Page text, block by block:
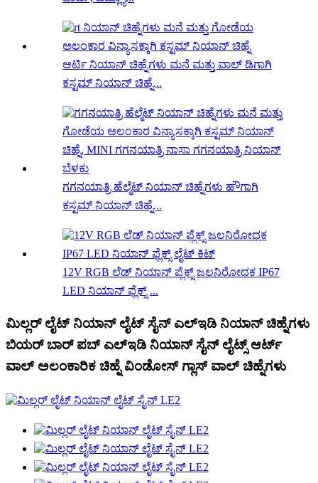
ಆರ್ಟಿ ನಿಯಾನ್ ಚಿಹ್ನೆಗಳು ಮನೆ ಮತ್ತು ವಾಲ್ ಡಿಗಾಗಿ
ಕಸ್ಟಮ್ ನಿಯಾನ್ ಚಿಹ್ನೆ...
ಗಗನಯಾತ್ರಿ ಹೆಲ್ಮೆಟ್ ನಿಯಾನ್ ಚಿಹ್ನೆಗಳು ಹೌಗಾಗಿ
ಕಸ್ಟಮ್ ನಿಯಾನ್ ಚಿಹ್ನೆ...
12V RGB ಲೆಡ್ ನಿಯಾನ್ ಫ್ಲೆಕ್ಸ್ ಜಲನಿರೋಧಕ IP67
LED ನಿಯಾನ್ ಫ್ಲೆಕ್ಸ್ ...
ಮಿಲ್ಲರ್ ಲೈಟ್ ನಿಯಾನ್ ಲೈಟ್ ಸೈನ್ ಎಲ್ಇಡಿ ನಿಯಾನ್ ಚಿಹ್ನೆಗಳು
ಬಿಯರ್ ಬಾರ್ ಪಬ್ ಎಲ್ಇಡಿ ನಿಯಾನ್ ಸೈನ್ ಲೈಟ್ಸ್ ಆರ್ಟ್
ವಾಲ್ ಅಲಂಕಾರಿಕ ಚಿಹ್ನೆ ವಿಂಡೋಸ್ ಗ್ಲಾಸ್ ವಾಲ್ ಚಿಹ್ನೆಗಳು